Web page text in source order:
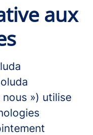
aux
») utilise